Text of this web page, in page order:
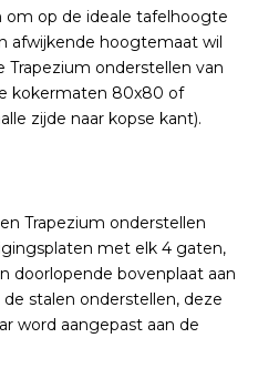
op de ideale tafelhoogte
afwijkende hoogtemaat wil
Trapezium onderstellen van
kokermaten 80x80 of
zijde naar kopse kant).
Trapezium onderstellen
met elk 4 gaten,
doorlopende bovenplaat aan
stalen onderstellen, deze
word aangepast aan de